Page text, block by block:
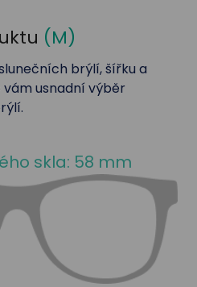
(M)
brýlí, šířku a
vám usnadní výběr
skla: 58 mm